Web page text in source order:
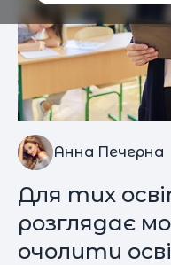
Анна Печерна
Для тих
розглядає
очолити